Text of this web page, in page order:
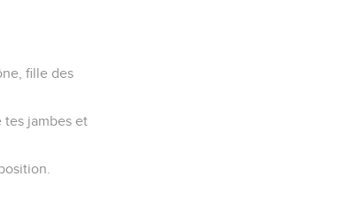
fille des
tes jambes et